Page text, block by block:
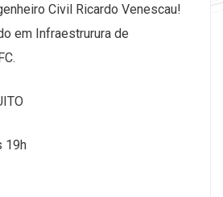
Civil Ricardo Venescau!
em Infraestrurura de
19h